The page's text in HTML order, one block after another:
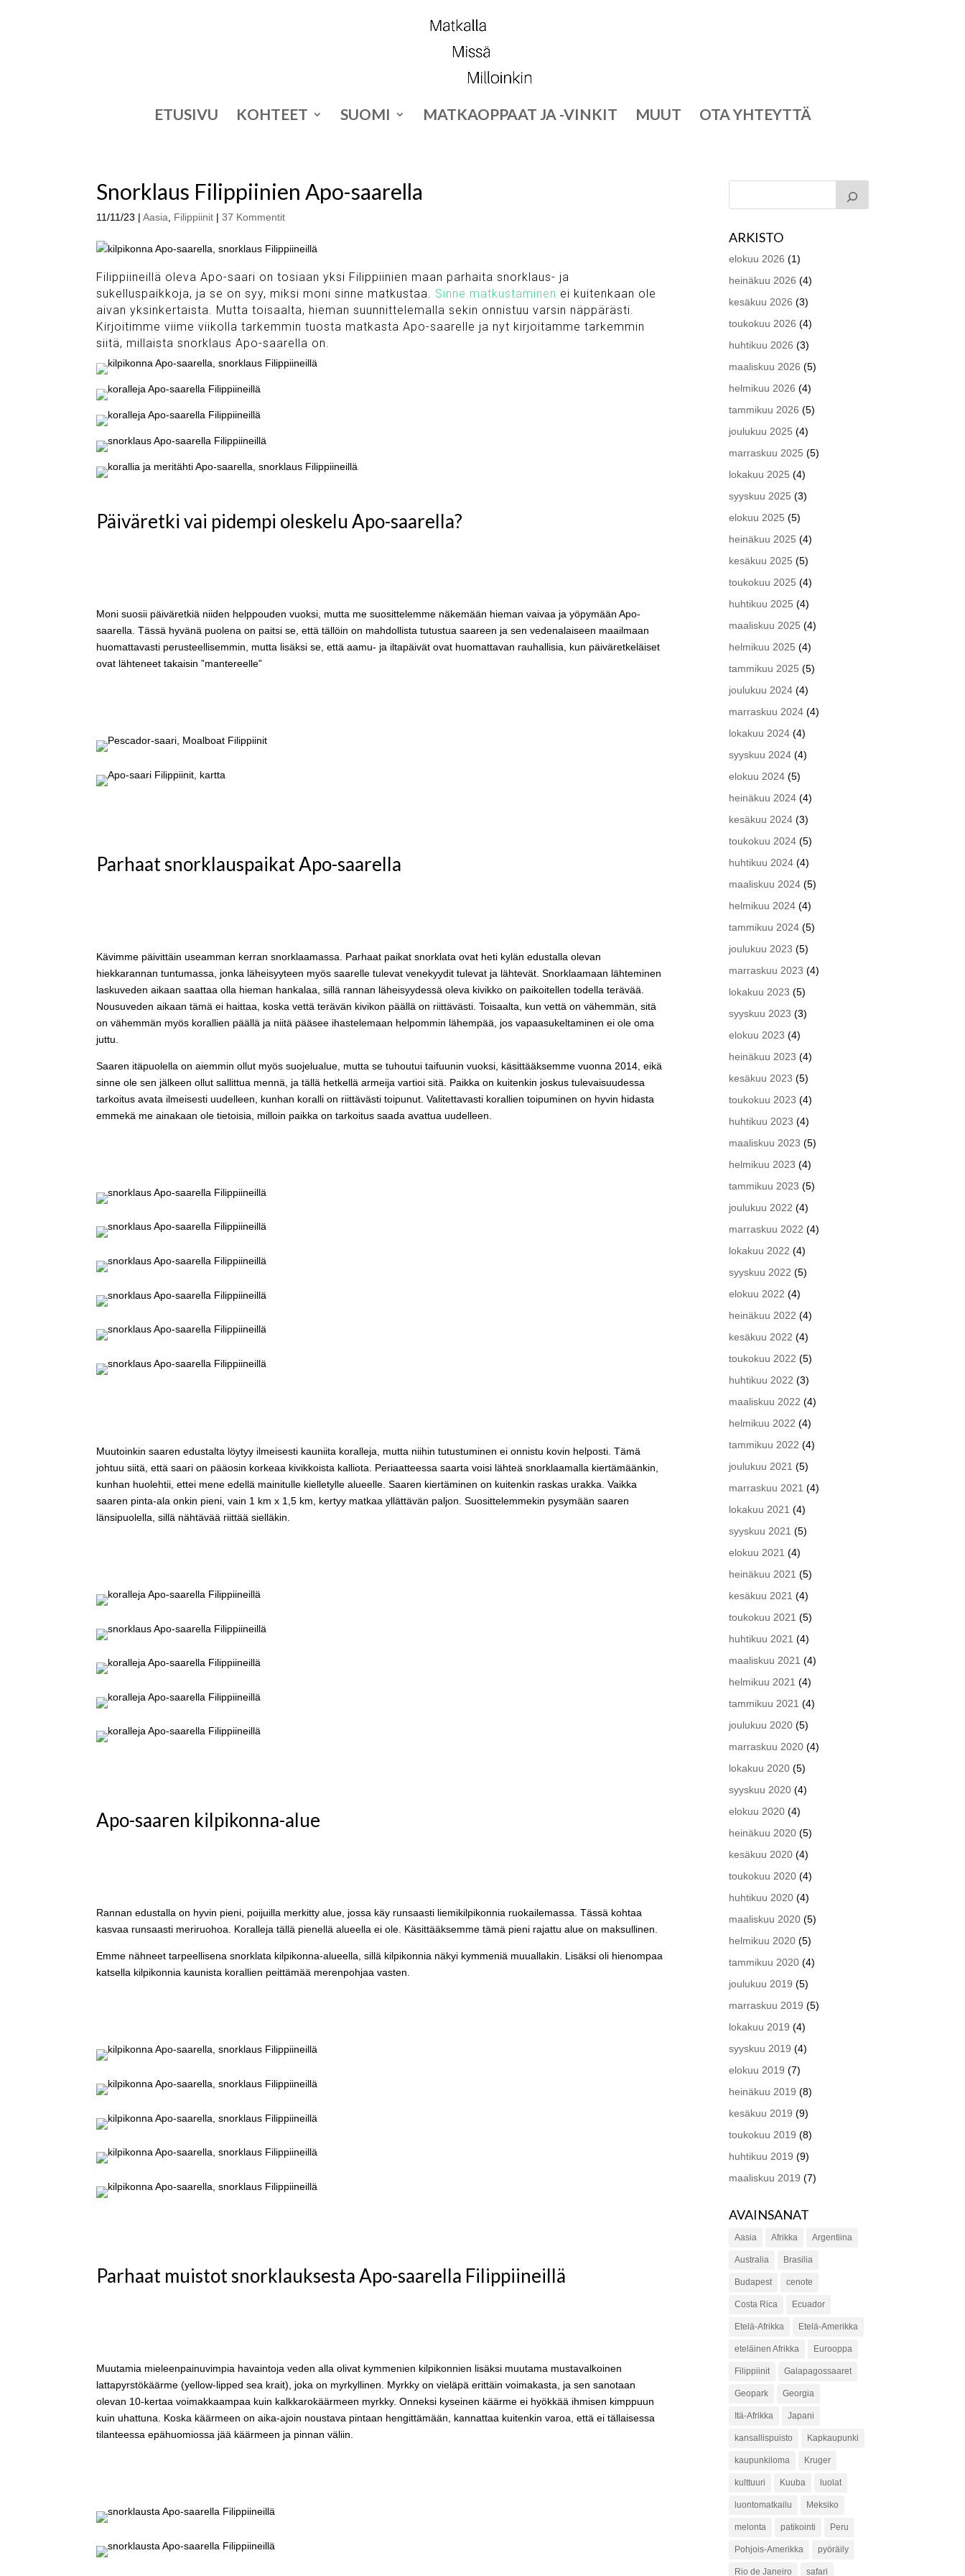
ETUSIVU KOHTEET SUOMI MATKAOPPAAT JA -VINKIT MUUT OTA YHTEYTTÄ
Snorklaus Filippiinien Apo-saarella
11/11/23 |Aasia Filippiinit |37 Kommentit
Filippiineillä oleva Apo-saari on tosiaan yksi Filippiinien maan parhaita snorklaus- ja
sukelluspaikkoja, ja se on syy, miksi moni sinne matkustaa. Sinne matkustaminen ei kuitenkaan ole
aivan yksinkertaista. Mutta toisaalta, hieman suunnittelemalla sekin onnistuu varsin näppärästi.
Kirjoitimme viime viikolla tarkemmin tuosta matkasta Apo-saarelle ja nyt kirjoitamme tarkemmin
siitä, millaista snorklaus Apo-saarella on.
Päiväretki vai pidempi oleskelu Apo-saarella?
Moni suosii päiväretkiä niiden helppouden vuoksi, mutta me suosittelemme näkemään hieman vaivaa ja yöpymään Apo-
saarella. Tässä hyvänä puolena on paitsi se, että tällöin on mahdollista tutustua saareen ja sen vedenalaiseen maailmaan
huomattavasti perusteellisemmin, mutta lisäksi se, että aamu- ja iltapäivät ovat huomattavan rauhallisia, kun päiväretkeläiset
ovat lähteneet takaisin ”mantereelle”
Parhaat snorklauspaikat Apo-saarella
Kävimme päivittäin useamman kerran snorklaamassa. Parhaat paikat snorklata ovat heti kylän edustalla olevan
hiekkarannan tuntumassa, jonka läheisyyteen myös saarelle tulevat venekyydit tulevat ja lähtevät. Snorklaamaan lähteminen
laskuveden aikaan saattaa olla hieman hankalaa, sillä rannan läheisyydessä oleva kivikko on paikoitellen todella terävää.
Nousuveden aikaan tämä ei haittaa, koska vettä terävän kivikon päällä on riittävästi. Toisaalta, kun vettä on vähemmän, sitä
on vähemmän myös korallien päällä ja niitä pääsee ihastelemaan helpommin lähempää, jos vapaasukeltaminen ei ole oma
juttu.
Saaren itäpuolella on aiemmin ollut myös suojelualue, mutta se tuhoutui taifuunin vuoksi, käsittääksemme vuonna 2014, eikä
sinne ole sen jälkeen ollut sallittua mennä, ja tällä hetkellä armeija vartioi sitä. Paikka on kuitenkin joskus tulevaisuudessa
tarkoitus avata ilmeisesti uudelleen, kunhan koralli on riittävästi toipunut. Valitettavasti korallien toipuminen on hyvin hidasta
emmekä me ainakaan ole tietoisia, milloin paikka on tarkoitus saada avattua uudelleen.
Muutoinkin saaren edustalta löytyy ilmeisesti kauniita koralleja, mutta niihin tutustuminen ei onnistu kovin helposti. Tämä
johtuu siitä, että saari on pääosin korkeaa kivikkoista kalliota. Periaatteessa saarta voisi lähteä snorklaamalla kiertämäänkin,
kunhan huolehtii, ettei mene edellä mainitulle kielletylle alueelle. Saaren kiertäminen on kuitenkin raskas urakka. Vaikka
saaren pinta-ala onkin pieni, vain 1 km x 1,5 km, kertyy matkaa yllättävän paljon. Suosittelemmekin pysymään saaren
länsipuolella, sillä nähtävää riittää sielläkin.
Apo-saaren kilpikonna-alue
Rannan edustalla on hyvin pieni, poijuilla merkitty alue, jossa käy runsaasti liemikilpikonnia ruokailemassa. Tässä kohtaa
kasvaa runsaasti meriruohoa. Koralleja tällä pienellä alueella ei ole. Käsittääksemme tämä pieni rajattu alue on maksullinen.
Emme nähneet tarpeellisena snorklata kilpikonna-alueella, sillä kilpikonnia näkyi kymmeniä muuallakin. Lisäksi oli hienompaa
katsella kilpikonnia kaunista korallien peittämää merenpohjaa vasten.
Parhaat muistot snorklauksesta Apo-saarella Filippiineillä
Muutamia mieleenpainuvimpia havaintoja veden alla olivat kymmenien kilpikonnien lisäksi muutama mustavalkoinen
lattapyrstökäärme (yellow-lipped sea krait), joka on myrkyllinen. Myrkky on vieläpä erittäin voimakasta, ja sen sanotaan
olevan 10-kertaa voimakkaampaa kuin kalkkarokäärmeen myrkky. Onneksi kyseinen käärme ei hyökkää ihmisen kimppuun
kuin uhattuna. Koska käärmeen on aika-ajoin noustava pintaan hengittämään, kannattaa kuitenkin varoa, että ei tällaisessa
tilanteessa epähuomiossa jää käärmeen ja pinnan väliin.
ARKISTO
elokuu 2026 (1)
heinäkuu 2026 (4)
kesäkuu 2026 (3)
toukokuu 2026 (4)
huhtikuu 2026 (3)
maaliskuu 2026 (5)
helmikuu 2026 (4)
tammikuu 2026 (5)
joulukuu 2025 (4)
marraskuu 2025 (5)
lokakuu 2025 (4)
syyskuu 2025 (3)
elokuu 2025 (5)
heinäkuu 2025 (4)
kesäkuu 2025 (5)
toukokuu 2025 (4)
huhtikuu 2025 (4)
maaliskuu 2025 (4)
helmikuu 2025 (4)
tammikuu 2025 (5)
joulukuu 2024 (4)
marraskuu 2024 (4)
lokakuu 2024 (4)
syyskuu 2024 (4)
elokuu 2024 (5)
heinäkuu 2024 (4)
kesäkuu 2024 (3)
toukokuu 2024 (5)
huhtikuu 2024 (4)
maaliskuu 2024 (5)
helmikuu 2024 (4)
tammikuu 2024 (5)
joulukuu 2023 (5)
marraskuu 2023 (4)
lokakuu 2023 (5)
syyskuu 2023 (3)
elokuu 2023 (4)
heinäkuu 2023 (4)
kesäkuu 2023 (5)
toukokuu 2023 (4)
huhtikuu 2023 (4)
maaliskuu 2023 (5)
helmikuu 2023 (4)
tammikuu 2023 (5)
joulukuu 2022 (4)
marraskuu 2022 (4)
lokakuu 2022 (4)
syyskuu 2022 (5)
elokuu 2022 (4)
heinäkuu 2022 (4)
kesäkuu 2022 (4)
toukokuu 2022 (5)
huhtikuu 2022 (3)
maaliskuu 2022 (4)
helmikuu 2022 (4)
tammikuu 2022 (4)
joulukuu 2021 (5)
marraskuu 2021 (4)
lokakuu 2021 (4)
syyskuu 2021 (5)
elokuu 2021 (4)
heinäkuu 2021 (5)
kesäkuu 2021 (4)
toukokuu 2021 (5)
huhtikuu 2021 (4)
maaliskuu 2021 (4)
helmikuu 2021 (4)
tammikuu 2021 (4)
joulukuu 2020 (5)
marraskuu 2020 (4)
lokakuu 2020 (5)
syyskuu 2020 (4)
elokuu 2020 (4)
heinäkuu 2020 (5)
kesäkuu 2020 (4)
toukokuu 2020 (4)
huhtikuu 2020 (4)
maaliskuu 2020 (5)
helmikuu 2020 (5)
tammikuu 2020 (4)
joulukuu 2019 (5)
marraskuu 2019 (5)
lokakuu 2019 (4)
syyskuu 2019 (4)
elokuu 2019 (7)
heinäkuu 2019 (8)
kesäkuu 2019 (9)
toukokuu 2019 (8)
huhtikuu 2019 (9)
maaliskuu 2019 (7)
AVAINSANAT
Aasia Afrikka Argentiina
Australia Brasilia
Budapest cenote
Costa Rica Ecuador
Etelä-Afrikka Etelä-Amerikka
eteläinen Afrikka Eurooppa
Filippiinit Galapagossaaret
Geopark Georgia
Itä-Afrikka Japani
kansallispuisto Kapkaupunki
kaupunkiloma Kruger
kulttuuri Kuuba luolat
luontomatkailu Meksiko
melonta patikointi Peru
Pohjois-Amerikka pyöräily
Rio de Janeiro safari